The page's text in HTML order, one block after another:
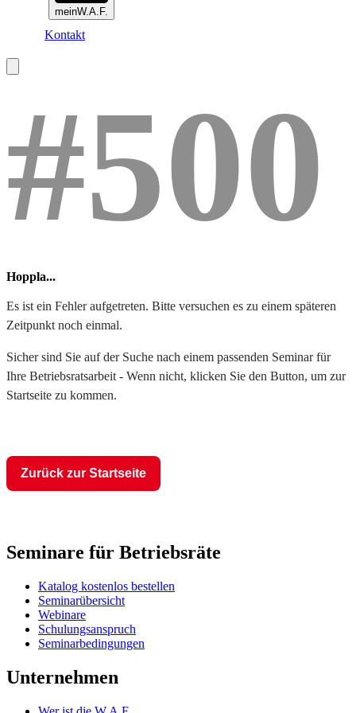
meinW.A.F.
Kontakt
#500
Hoppla...
Es ist ein Fehler aufgetreten. Bitte versuchen es zu einem späteren
Zeitpunkt noch einmal.
Sicher sind Sie auf der Suche nach einem passenden Seminar für
Ihre Betriebsratsarbeit - Wenn nicht, klicken Sie den Button, um zur
Startseite zu kommen.
Zurück zur Startseite
Seminare für Betriebsräte
Katalog kostenlos bestellen
Seminarübersicht
Webinare
Schulungsanspruch
Seminarbedingungen
Unternehmen